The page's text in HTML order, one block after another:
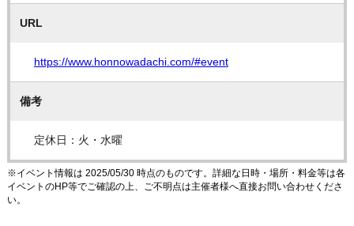
URL
https://www.honnowadachi.com/#event
備考
定休日：火・水曜
※イベント情報は 2025/05/30 時点のものです。詳細な日時・場所・料金等は各
イベントのHP等でご確認の上、ご不明点は主催者様へ直接お問い合わせくださ
い。